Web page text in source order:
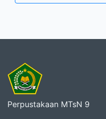
Perpustakaan MTsN 9